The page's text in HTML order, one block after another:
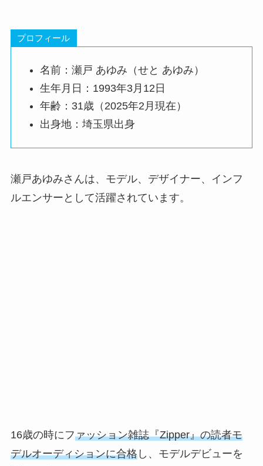
プロフィール
名前：瀬戸 あゆみ（せと あゆみ）
生年月日：1993年3月12日
年齢：31歳（2025年2月現在）
出身地：埼玉県出身
瀬戸あゆみさんは、 モデル、デザイナー、インフ
ルエンサーとして活躍されています。
16歳の時にファッション雑誌『Zipper』の読者モ
デルオーディションに合格し、モデルデビューを